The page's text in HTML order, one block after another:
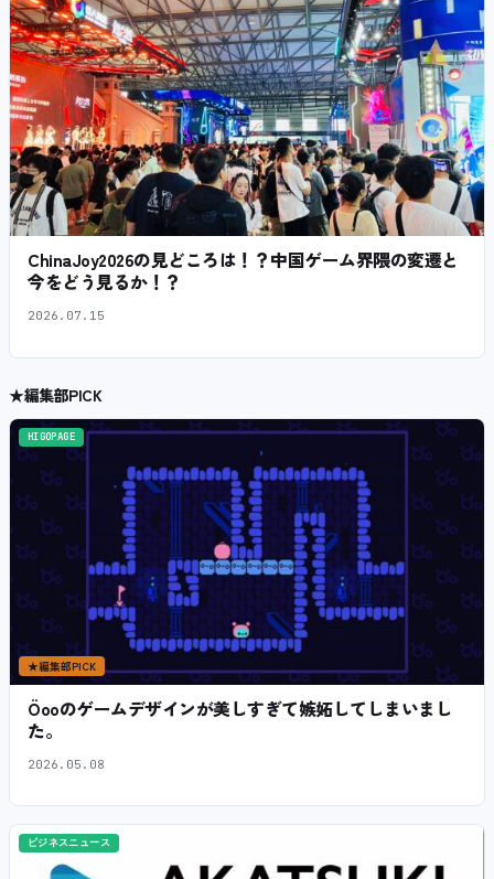
ChinaJoy2026の見どころは！？中国ゲーム界隈の変遷と
今をどう見るか！？
2026.07.15
★編集部PICK
HIGOPAGE
★編集部PICK
Öooのゲームデザインが美しすぎて嫉妬してしまいまし
た。
2026.05.08
ビジネスニュース